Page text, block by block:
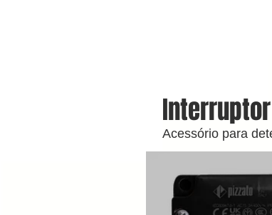
Acessório para